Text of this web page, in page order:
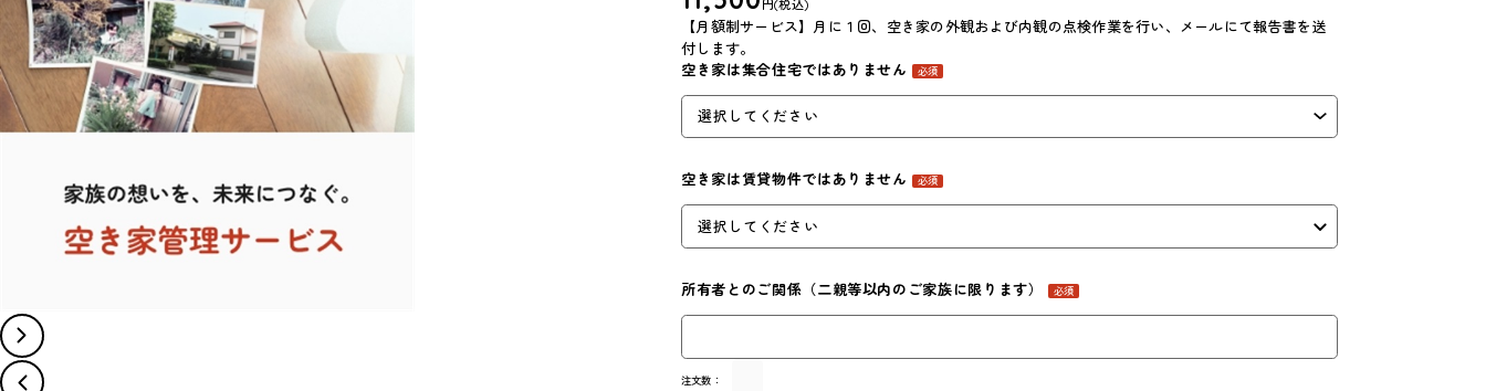
円(税込)
【月額制サービス】月に１回、空き家の外観および内観の点検作業を行い、メールにて報告書を送
付します。
空き家は集合住宅ではありません
必須
空き家は賃貸物件ではありません 必須
所有者とのご関係（二親等以内のご家族に限ります） 必須
注文数：